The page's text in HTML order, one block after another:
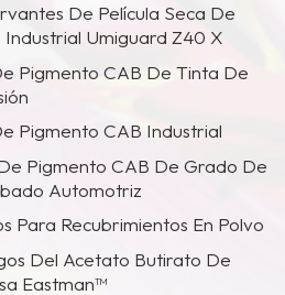
De Película Seca De
Umiguard Z40 X
Pigmento CAB De Tinta De
Pigmento CAB Industrial
Pigmento CAB De Grado De
Automotriz
Para Recubrimientos En Polvo
Del Acetato Butirato De
Eastman™